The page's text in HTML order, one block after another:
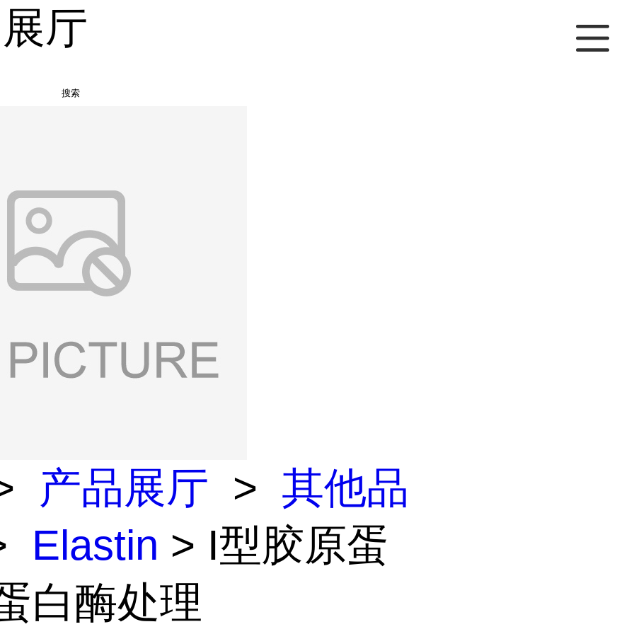
厅
搜索
产品展厅 > 其他品
Elastin > I型胶原蛋
白酶处理